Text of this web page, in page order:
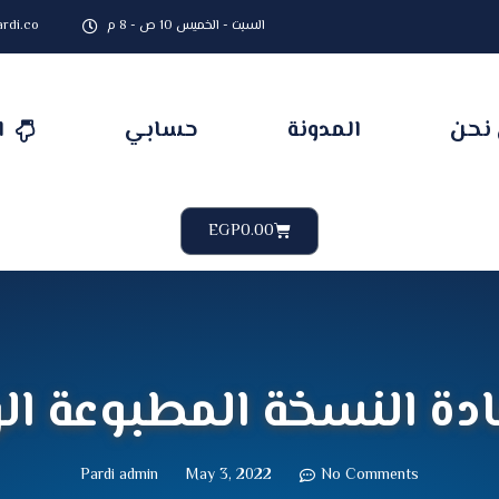
السبت - الخميس 10 ص - 8 م
حسابي المدونة نحن
EGP0.00 Cart
النسخة المطبوعة
Pardi admin May 3, 2022 No Comments